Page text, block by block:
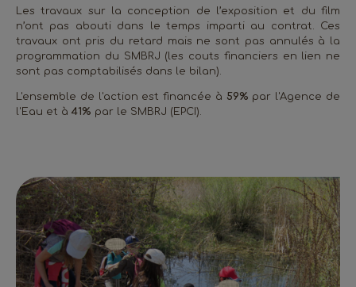
Les travaux sur la conception de l’exposition et du film
n’ont pas abouti dans le temps imparti au contrat. Ces
travaux ont pris du retard mais ne sont pas annulés à la
programmation du SMBRJ (les couts financiers en lien ne
sont pas comptabilisés dans le bilan).
L'ensemble de l'action est financée à 59% par l'Agence de
l'Eau et à 41% par le SMBRJ (EPCI).